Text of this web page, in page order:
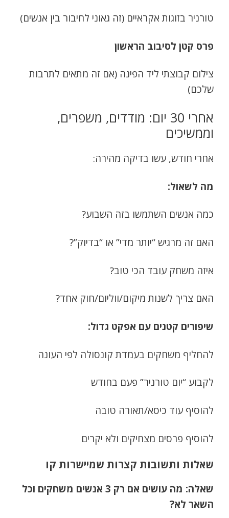
טורניר בזוגות אקראיים (זה גאוני לחיבור בין אנשים)
פרס קטן לסיבוב הראשון
צילום קבוצתי ליד הפינה (אם זה מתאים לתרבות
שלכם)
אחרי 30 יום: מודדים, משפרים,
וממשיכים
אחרי חודש, עשו בדיקה מהירה:
מה לשאול:
כמה אנשים השתמשו בזה השבוע?
האם זה מרגיש “יותר מדי” או “בדיוק”?
איזה משחק עובד הכי טוב?
האם צריך לשנות מיקום/ווליום/חוק אחד?
שיפורים קטנים עם אפקט גדול:
להחליף משחקים בעמדת קונסולה לפי העונה
לקבוע “יום טורניר” פעם בחודש
להוסיף עוד כיסא/תאורה טובה
להוסיף פרסים מצחיקים ולא יקרים
שאלות ותשובות קצרות שמיישרות קו
שאלה: מה עושים אם רק 3 אנשים משחקים וכל
השאר לא?